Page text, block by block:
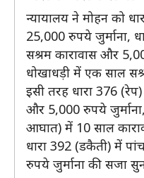
न्यायालय ने मोहन को
25,000 रुपये जुर्माना,
सश्रम कारावास और
धोखाधड़ी में एक साल
इसी तरह धारा 376
और 5,000 रुपये
आघात) में 10 साल
धारा 392 (डकैती) में
रुपये जुर्माना की सजा